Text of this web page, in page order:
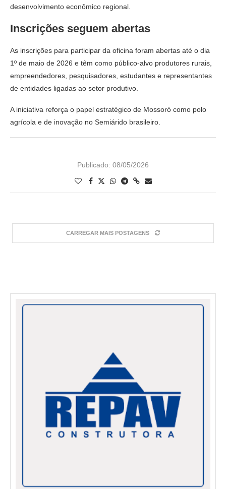
desenvolvimento econômico regional.
Inscrições seguem abertas
As inscrições para participar da oficina foram abertas até o dia
1º de maio de 2026 e têm como público-alvo produtores rurais,
empreendedores, pesquisadores, estudantes e representantes
de entidades ligadas ao setor produtivo.
A iniciativa reforça o papel estratégico de Mossoró como polo
agrícola e de inovação no Semiárido brasileiro.
Publicado: 08/05/2026
CARREGAR MAIS POSTAGENS